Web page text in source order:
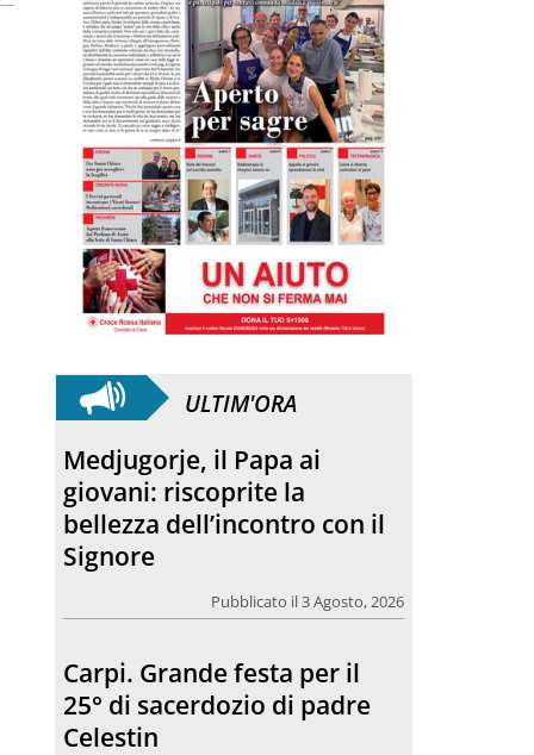
ULTIM'ORA
Medjugorje, il Papa ai
giovani: riscoprite la
bellezza dell’incontro con il
Signore
Pubblicato il 3 Agosto, 2026
Carpi. Grande festa per il
25° di sacerdozio di padre
Celestin